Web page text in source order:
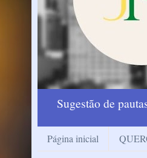
Sugestão de
Página inicial